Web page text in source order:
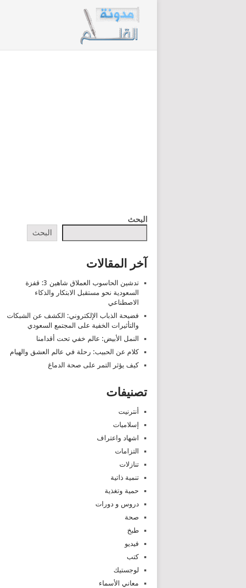
البحث
البحث
آخر المقالات
تدشين الحاسوب العملاق شاهين 3: قفزة
السعودية نحو مستقبل الابتكار والذكاء
الاصطناعي
فضيحة الذباب الإلكتروني: الكشف عن الشبكات
والتأثيرات الخفية على المجتمع السعودي
النمل الأبيض: عالم خفي تحت أقدامنا
كلام عن الحبيب: رحلة في عالم العشق والهيام
كيف يؤثر التمر على صحة الدماغ
تصنيفات
أنترنيت
إسلاميات
اشهاد واعتراف
التزامات
تنازلات
تنمية ذاتية
حمية وتغذية
دروس و دورات
صحة
طبخ
فيديو
كتب
لوجستيك
معاني الأسماء